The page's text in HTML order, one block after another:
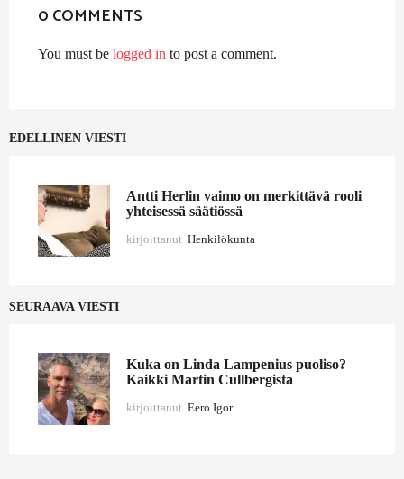
0 COMMENTS
You must be logged in to post a comment.
EDELLINEN VIESTI
Antti Herlin vaimo on merkittävä rooli
yhteisessä säätiössä
kirjoittanut Henkilökunta
SEURAAVA VIESTI
Kuka on Linda Lampenius puoliso?
Kaikki Martin Cullbergista
kirjoittanut Eero Igor